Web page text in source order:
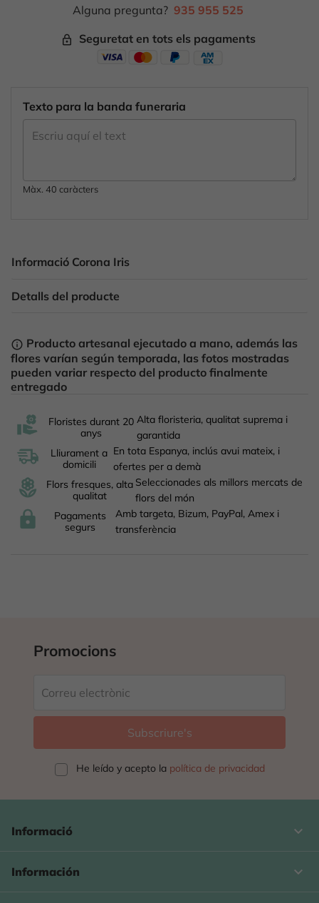
Texto para la banda funeraria
Màx. 40 caràcters
Informació Corona Iris
Detalls del producte
info_outline Producto artesanal ejecutado a mano, además las
flores varían según temporada, las fotos mostradas
pueden variar respecto del producto finalmente
entregado
Alguna pregunta? 935 955 525
lock_outline Seguretat en tots els pagaments
Floristes durant 20
anys
Alta floristeria, qualitat suprema i
garantida
Lliurament a
domicili
En tota Espanya, inclús avui mateix, i
ofertes per a demà
Flors fresques, alta
qualitat
Seleccionades als millors mercats de
flors del món
Pagaments
segurs
Amb targeta, Bizum, PayPal, Amex i
transferència
Promocions
He leído y acepto la política de privacidad
Informació keyboard_arrow_down
Información 